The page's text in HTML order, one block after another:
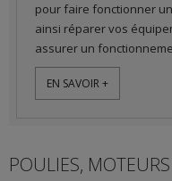
pour faire fonctionner
ainsi réparer vos
assurer un
EN SAVOIR +
POULIES,